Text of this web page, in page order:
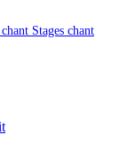
Stages chant